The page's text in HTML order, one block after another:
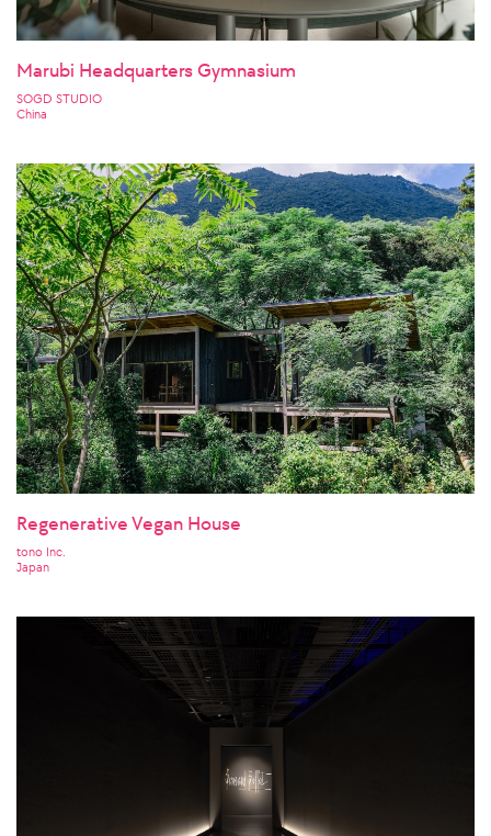
Marubi Headquarters Gymnasium
SOGD STUDIO
China
Regenerative Vegan House
tono Inc.
Japan